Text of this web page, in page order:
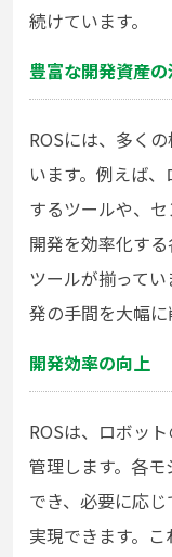
続けています。
豊富な開発資産の
ROSには、多く
います。例えば
するツールや、
開発を効率化す
ツールが揃って
発の手間を大幅に
開発効率の向上
ROSは、ロボッ
管理します。各
でき、必要に応
実現できます。